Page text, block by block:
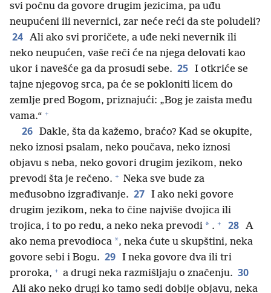
svi počnu da govore drugim jezicima, pa uđu
neupućeni ili nevernici, zar neće reći da ste poludeli?
24 Ali ako svi proričete, a uđe neki nevernik ili
neko neupućen, vaše reči će na njega delovati kao
ukor i navešće ga da prosudi sebe. 25 I otkriće se
tajne njegovog srca, pa će se pokloniti licem do
zemlje pred Bogom, priznajući: „Bog je zaista među
vama.“ +
26 Dakle, šta da kažemo, braćo? Kad se okupite,
neko iznosi psalam, neko poučava, neko iznosi
objavu s neba, neko govori drugim jezikom, neko
prevodi šta je rečeno. + Neka sve bude za
međusobno izgrađivanje. 27 I ako neki govore
drugim jezikom, neka to čine najviše dvojica ili
trojica, i to po redu, a neko neka prevodi * . + 28 A
ako nema prevodioca *, neka ćute u skupštini, neka
govore sebi i Bogu. 29 I neka govore dva ili tri
proroka, + a drugi neka razmišljaju o značenju. 30
Ali ako neko drugi ko tamo sedi dobije objavu, neka